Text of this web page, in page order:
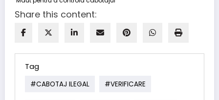
Share this content:
Tag
#CABOTAJ ILEGAL #VERIFICARE